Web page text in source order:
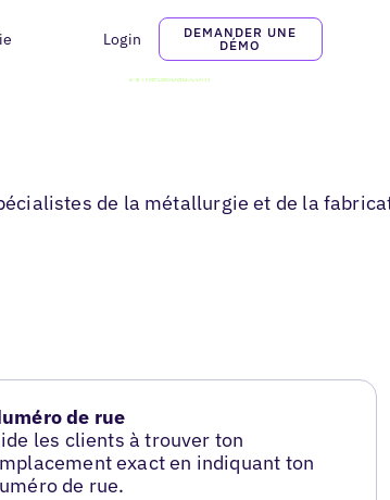
Login
DEMANDER UNE
DÉMO
de la métallurgie et de la
de rue
les clients à trouver ton
exact en indiquant ton
de rue.